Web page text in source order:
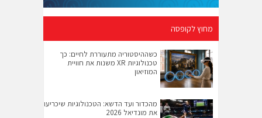
מחוץ לקופסה
כשההיסטוריה מתעוררת לחיים: כך
טכנולוגיות XR משנות את חוויית
המוזיאון
מהכדור ועד הדשא: הטכנולוגיות שיכריעו
את מונדיאל 2026